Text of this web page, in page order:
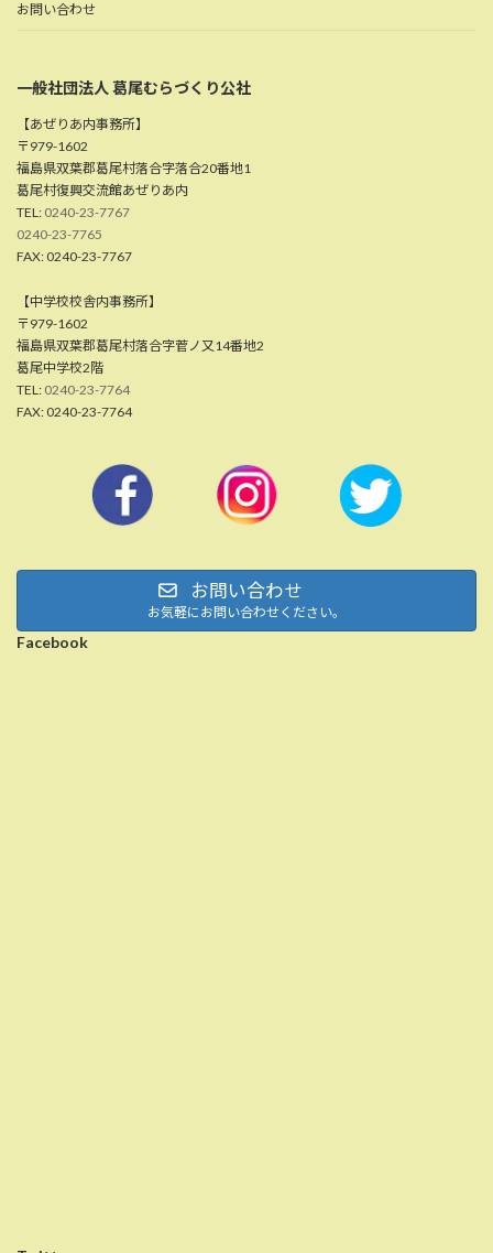
お問い合わせ
一般社団法人 葛尾むらづくり公社
【あぜりあ内事務所】
〒979-1602
福島県双葉郡葛尾村落合字落合20番地1
葛尾村復興交流館あぜりあ内
TEL: 0240-23-7767
0240-23-7765
FAX: 0240-23-7767
【中学校校舎内事務所】
〒979-1602
福島県双葉郡葛尾村落合字菅ノ又14番地2
葛尾中学校2階
TEL: 0240-23-7764
FAX: 0240-23-7764
お問い合わせ
お気軽にお問い合わせください。
Facebook